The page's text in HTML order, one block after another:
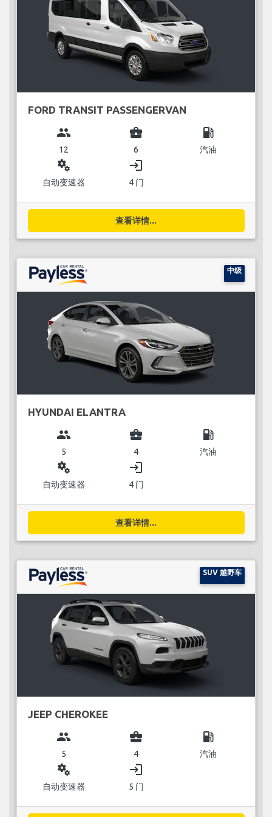
FORD TRANSIT PASSENGERVAN
group
12
business_center
6
local_gas_station
汽油
miscellaneous_services
自动变速器
login
4 门
查看详情...
中级
HYUNDAI ELANTRA
group
5
business_center
4
local_gas_station
汽油
miscellaneous_services
自动变速器
login
4 门
查看详情...
SUV 越野车
JEEP CHEROKEE
group
5
business_center
4
local_gas_station
汽油
miscellaneous_services
自动变速器
login
5 门